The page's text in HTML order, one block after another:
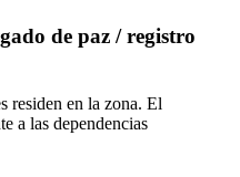
de paz / registro
residen en la zona. El
a las dependencias